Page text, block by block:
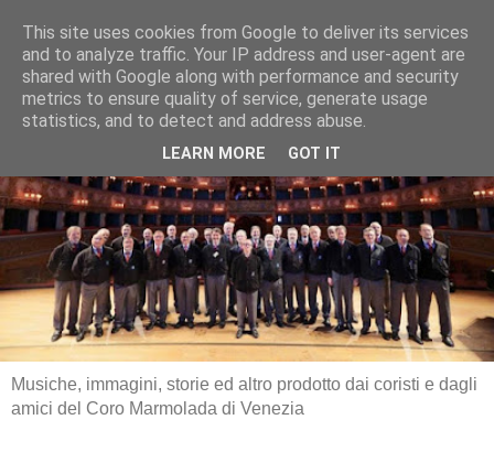
Musiche, immagini, storie ed altro prodotto dai coristi e dagli
amici del Coro Marmolada di Venezia
This site uses cookies from Google to deliver its services
and to analyze traffic. Your IP address and user-agent are
shared with Google along with performance and security
metrics to ensure quality of service, generate usage
statistics, and to detect and address abuse.
LEARN MORE GOT IT